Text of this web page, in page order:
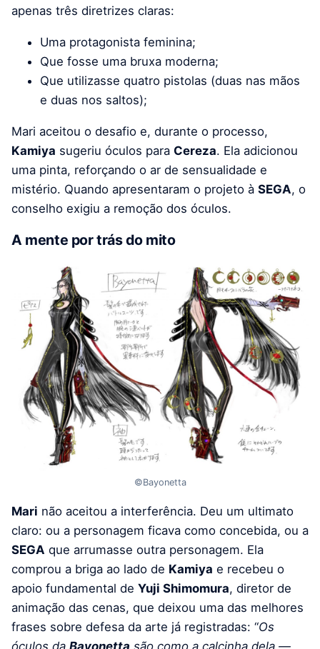
apenas três diretrizes claras:
Uma protagonista feminina;
Que fosse uma bruxa moderna;
Que utilizasse quatro pistolas (duas nas mãos
e duas nos saltos);
Mari aceitou o desafio e, durante o processo,
Kamiya sugeriu óculos para Cereza. Ela adicionou
uma pinta, reforçando o ar de sensualidade e
mistério. Quando apresentaram o projeto à SEGA, o
conselho exigiu a remoção dos óculos.
A mente por trás do mito
©Bayonetta
Mari não aceitou a interferência. Deu um ultimato
claro: ou a personagem ficava como concebida, ou a
SEGA que arrumasse outra personagem. Ela
comprou a briga ao lado de Kamiya e recebeu o
apoio fundamental de Yuji Shimomura, diretor de
animação das cenas, que deixou uma das melhores
frases sobre defesa da arte já registradas: “Os
óculos da Bayonetta são como a calcinha dela —